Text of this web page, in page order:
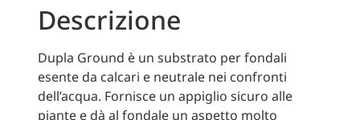
Descrizione
Dupla Ground è un substrato per fondali
esente da calcari e neutrale nei confronti
dell’acqua. Fornisce un appiglio sicuro alle
piante e dà al fondale un aspetto molto